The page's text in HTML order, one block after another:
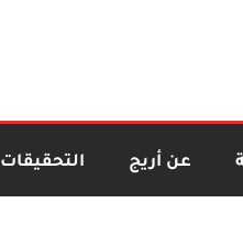
عن أريج التحقيقات